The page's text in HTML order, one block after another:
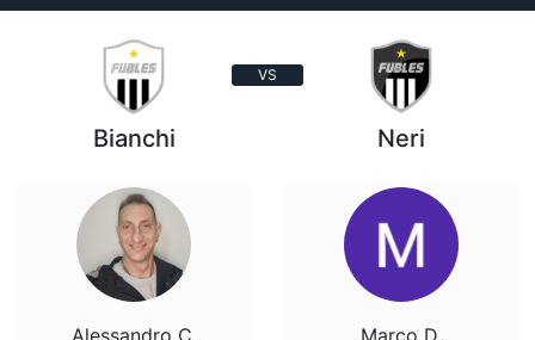
VS
Bianchi
Alessandro C.
Neri
Marco D.